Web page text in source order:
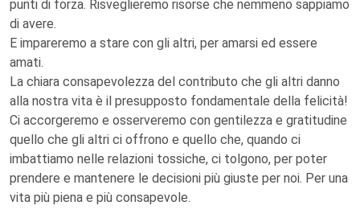
punti di forza. Risveglieremo risorse che nemmeno sappiamo
di avere.
E impareremo a stare con gli altri, per amarsi ed essere
amati.
La chiara consapevolezza del contributo che gli altri danno
alla nostra vita è il presupposto fondamentale della felicità!
Ci accorgeremo e osserveremo con gentilezza e gratitudine
quello che gli altri ci offrono e quello che, quando ci
imbattiamo nelle relazioni tossiche, ci tolgono, per poter
prendere e mantenere le decisioni più giuste per noi. Per una
vita più piena e più consapevole.